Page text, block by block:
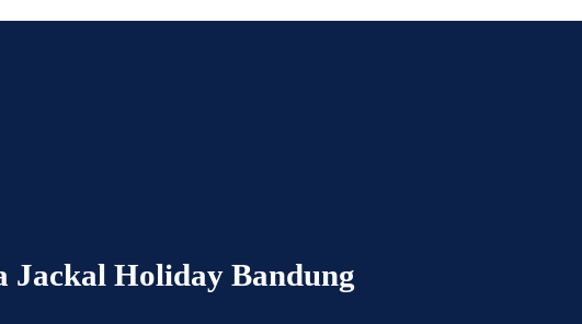
Jackal Holiday Bandung